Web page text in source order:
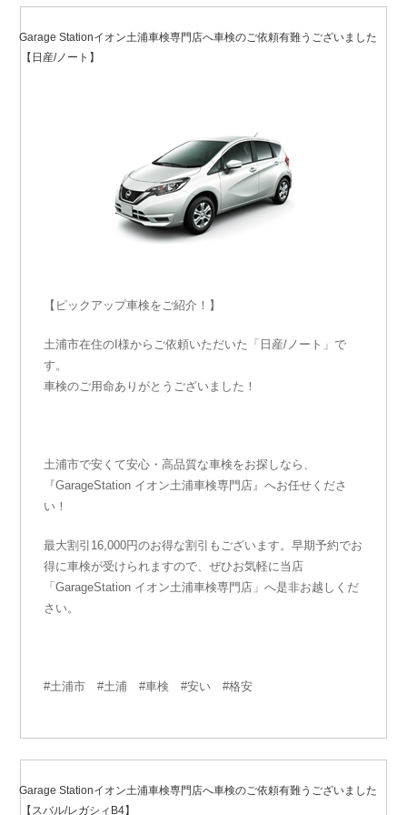
稿
Garage Stationイオン土浦車検専門店へ車検のご依頼有難うございました
【日産/ノート】
【ピックアップ車検をご紹介！】
土浦市在住のI様からご依頼いただいた「日産/ノート」で
す。
車検のご用命ありがとうございました！
土浦市で安くて安心・高品質な車検をお探しなら、
『GarageStation イオン土浦車検専門店』へお任せくださ
い！
最大割引16,000円のお得な割引もございます。早期予約でお
得に車検が受けられますので、ぜひお気軽に当店
「GarageStation イオン土浦車検専門店」へ是非お越しくだ
さい。
#土浦市 #土浦 #車検 #安い #格安
稿
Garage Stationイオン土浦車検専門店へ車検のご依頼有難うございました
【スバル/レガシィB4】